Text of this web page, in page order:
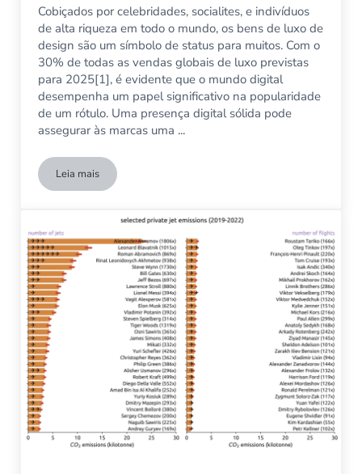
Cobiçados por celebridades, socialites, e indivíduos
de alta riqueza em todo o mundo, os bens de luxo de
design são um símbolo de status para muitos. Com o
30% de todas as vendas globais de luxo previstas
para 2025[1], é evidente que o mundo digital
desempenha um papel significativo na popularidade
de um rótulo. Uma presença digital sólida pode
assegurar às marcas uma ...
Leia maisAs Marcas de Luxo mais populares em todo o mundo